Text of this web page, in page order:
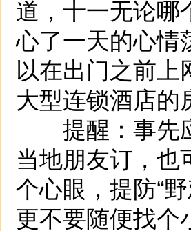
道，十一无论哪
心了一天的心情
以在出门之前
大型连锁酒店的
提醒：事先应
当地朋友订，
个心眼，提防“
更不要随便找个